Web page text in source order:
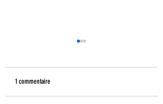
1 commentaire